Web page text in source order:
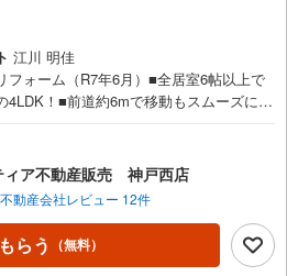
江川 明佳
フォーム（R7年6月）■全居室6帖以上で
4LDK！■前道約6mで移動もスムーズに出
・お風呂・トイレ・洗面台・外壁、屋
タイル、クッションフロア・網戸、建
グ・白蟻点検 立地・塩屋北小学校まで
学校まで徒歩約28分 弊社が選ばれる理
のプロ、ファイナンシャルプランナーが
ト！2.買い替えなどにも対応できる売却
ィア不動産販売 神戸西店
不動産会社レビュー 12件
らう （無料）